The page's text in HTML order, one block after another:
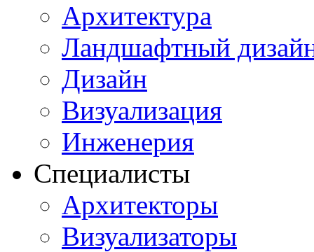
Архитектура
Ландшафтный
Дизайн
Визуализация
Инженерия
Специалисты
Архитекторы
Визуализаторы